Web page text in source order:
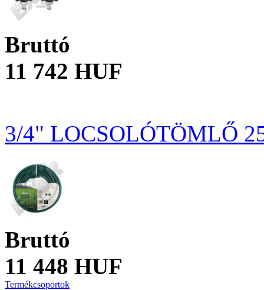
Bruttó
11 742 HUF
3/4" LOCSOLÓTÖMLŐ
Bruttó
11 448 HUF
Termékcsoportok